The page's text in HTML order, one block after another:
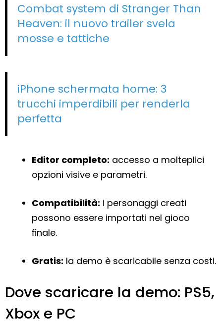
Combat system di Stranger Than
Heaven: il nuovo trailer svela
mosse e tattiche
iPhone schermata home: 3
trucchi imperdibili per renderla
perfetta
Editor completo: accesso a molteplici
opzioni visive e parametri.
Compatibilità: i personaggi creati
possono essere importati nel gioco
finale.
Gratis: la demo è scaricabile senza costi.
Dove scaricare la demo: PS5,
Xbox e PC